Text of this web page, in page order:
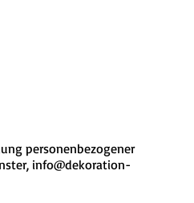
personenbezogener
info@dekoration-